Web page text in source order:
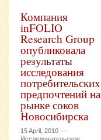
Компания
inFOLIO
Research Group
опубликовала
результаты
исследования
потребительских
предпочтений на
рынке соков
Новосибирска
15 April, 2010 —